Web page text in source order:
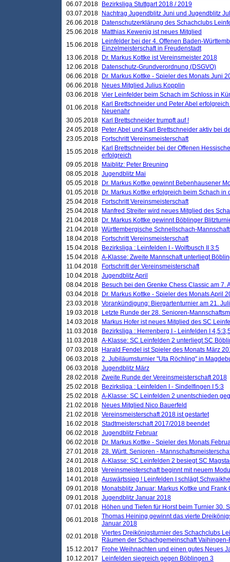
06.07.2018
Bezirksliga Stuttgart 2018 / 2019
03.07.2018
Nachtrag Jugendblitz Juni und Jugendblitz
26.06.2018
Datenschutzerklärung des Schachclubs
25.06.2018
Matthias Kewenig ist neues Mitglied
15.06.2018
Leinfelder bei der 4. Offenen Baden-
Einzelmeisterschaft in Freudenstadt
13.06.2018
Dr. Markus Kottke ist Vereinsmeister 2018
12.06.2018
Datenschutz-Grundverordnung (DSGVO)
06.06.2018
Dr. Markus Kottke - Spieler des Monats Juni
06.06.2018
Neues Mitglied Julius Kopplin
03.06.2018 Vier Leinfelder beim Schach im Schloss in
01.06.2018
Karl Brettschneider und Peter Abel
Neuenahr
30.05.2018
Karl Brettschneider trumpft auf !
24.05.2018
Peter Abel und Karl Brettschneider aktiv bei
23.05.2018
Fortschritt Vereinsmeisterschaft
15.05.2018
Karl Brettschneider bei der Offenen
erfolgreich
09.05.2018
Maiblitz: Peter Breuning
08.05.2018 Jugendblitz Mai
05.05.2018
Dr. Markus Kottke gewinnt Bebenhausener
01.05.2018
Dr. Markus Kottke erfolgreich beim Schach
25.04.2018
Fortschritt Vereinsmeisterschaft
25.04.2018
Manfred Streiter wird neues Mitglied des
21.04.2018
Dr. Markus Kottke gewinnt Böblinger
21.04.2018 Württembergische Schnellschach-
18.04.2018
Fortschritt Vereinsmeisterschaft
15.04.2018
Bezirksliga : Leinfelden I - Wolfbusch II 3:5
15.04.2018 A-Klasse: Zweite Mannschaft unterliegt
11.04.2018
Fortschritt der Vereinsmeisterschaft
10.04.2018 Jugendblitz April
08.04.2018
Besuch bei den Grenke Chess Classic am 7.
03.04.2018
Dr. Markus Kottke - Spieler des Monats April
23.03.2018 Vorankündigung: Biergartenturnier am 21.
19.03.2018
Letzte Runde der 28. Senioren-
14.03.2018
Markus Hofer ist neues Mitglied des SC
11.03.2018
Bezirksliga : Herrenberg I - Leinfelden I
11.03.2018 A-Klasse: SC Leinfelden 2 unterliegt SC
07.03.2018
Harald Fendel ist Spieler des Monats März
06.03.2018 2. Jubiläumsturnier "Uta Röchling" in
06.03.2018 Jugendblitz März
28.02.2018 Zweite Runde der Vereinsmeisterschaft 2018
25.02.2018
Bezirksliga : Leinfelden I - Sindelfingen I 5:3
25.02.2018 A-Klasse: SC Leinfelden 2 unentschieden
21.02.2018
Neues Mitglied Nico Bauerfeld
21.02.2018 Vereinsmeisterschaft 2018 ist gestartet
16.02.2018 Stadtmeisterschaft 2017/2018 beendet
06.02.2018 Jugendblitz Februar
06.02.2018
Dr. Markus Kottke - Spieler des Monats
27.01.2018 28. Württ. Senioren -
24.01.2018 A-Klasse: SC Leinfelden 2 besiegt SC
18.01.2018 Vereinsmeisterschaft beginnt mit neuem
14.01.2018 Auswärtssieg ! Leinfelden I schlägt
09.01.2018
Monatsblitz Januar: Markus Kottke und
09.01.2018 Jugendblitz Januar 2018
07.01.2018
Höhen und Tiefen für Horst beim Turnier 30.
06.01.2018 Thomas Heining gewinnt das vierte
Januar 2018
02.01.2018 Viertes Dreikönigsturnier des Schachclubs
Räumen der Schachgemeinschaft
15.12.2017
Frohe Weihnachten und einen gutes Neues
10.12.2017
Leinfelden siegreich gegen Böblingen 3